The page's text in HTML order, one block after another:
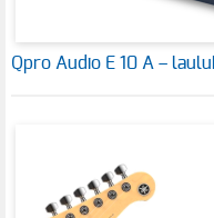
Qpro Audio E 10 A –